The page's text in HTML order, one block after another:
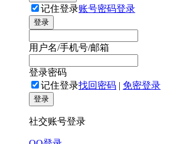
记住登录账号密码登录
登录
用户名/手机号/邮箱
登录密码
记住登录找回密码 | 免密登录
登录
社交账号登录